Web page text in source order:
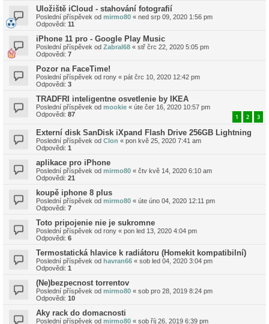
Uložiště iCloud - stahování fotografií
Poslední příspěvek od mirmo80 « ned srp 09, 2020 1:56 pm
Odpovědi: 11
iPhone 11 pro - Google Play Music
Poslední příspěvek od Zabral68 « stř črc 22, 2020 5:05 pm
Odpovědi: 7
Pozor na FaceTime!
Poslední příspěvek od rony « pát črc 10, 2020 12:42 pm
Odpovědi: 3
TRADFRI inteligentne osvetlenie by IKEA
Poslední příspěvek od mookie « úte čer 16, 2020 10:57 pm
Odpovědi: 87 1 2 3
Externí disk SanDisk iXpand Flash Drive 256GB Lightning
Poslední příspěvek od Clon « pon kvě 25, 2020 7:41 am
Odpovědi: 1
aplikace pro iPhone
Poslední příspěvek od mirmo80 « čtv kvě 14, 2020 6:10 am
Odpovědi: 21
koupě iphone 8 plus
Poslední příspěvek od mirmo80 « úte úno 04, 2020 12:11 pm
Odpovědi: 7
Toto pripojenie nie je sukromne
Poslední příspěvek od rony « pon led 13, 2020 4:04 pm
Odpovědi: 6
Termostatická hlavice k radiátoru (Homekit kompatibilní)
Poslední příspěvek od havran66 « sob led 04, 2020 3:04 pm
Odpovědi: 1
(Ne)bezpecnost torrentov
Poslední příspěvek od mirmo80 « sob pro 28, 2019 8:24 pm
Odpovědi: 10
Aky rack do domacnosti
Poslední příspěvek od mirmo80 « sob říj 26, 2019 6:39 pm